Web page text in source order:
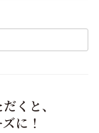
くと、
に！